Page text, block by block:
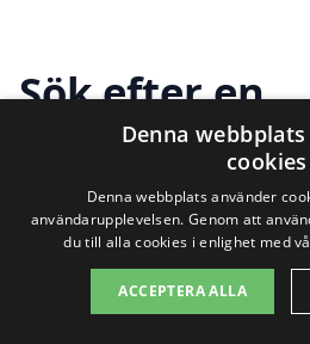
Sök efter en
professionell
takbyte i
nära
Denna
cookies
Denna webbplats använder
användarupplevelsen. Genom att
du till alla cookies i enlighet med
ACCEPTERA ALLA